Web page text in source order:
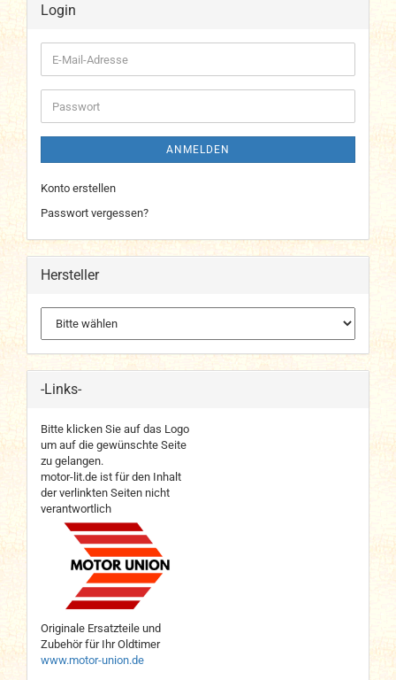
Login
E-
Mail-
Adresse
Passwort
ANMELDEN
Konto erstellen
Passwort vergessen?
Hersteller
-Links-
Bitte klicken Sie auf das Logo
um auf die gewünschte Seite
zu gelangen.
motor-lit.de ist für den Inhalt
der verlinkten Seiten nicht
verantwortlich
Originale Ersatzteile und
Zubehör für Ihr Oldtimer
www.motor-union.de